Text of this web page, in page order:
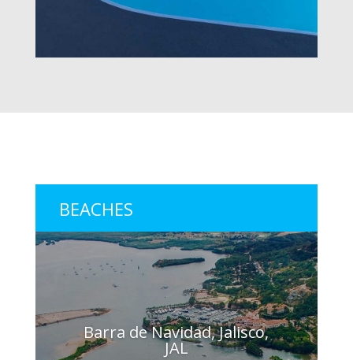
BEACHES
Barra de Navidad, Jalisco,
JAL